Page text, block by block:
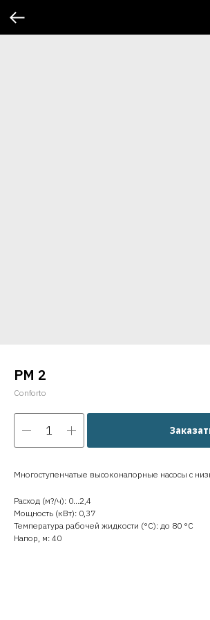
PM 2
Conforto
Многоступенчатые высоконапорные насосы с
Расход (м?/ч): 0…2,4
Мощность (кВт): 0,37
Температура рабочей жидкости (°C): до 80 °C
Напор, м: 40